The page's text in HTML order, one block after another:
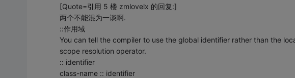
[Quote=引用 5 楼 zmlovelx 的回复:]
两个不能混为一谈啊.
::作用域
You can tell the compiler to use the global identifier rather than the
scope resolution operator.
:: identifier
class-name :: identifier